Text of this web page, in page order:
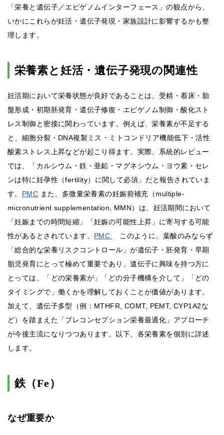
「栄養と遺伝子／エピゲノムインターフェース」の観点から、
いかにこれらが妊活・遺伝子発現・家族設計に影響するかも整
理します。
栄養素と妊活・遺伝子発現の関連性
妊活期において栄養状態が良好であることは、受精・着床・胎
盤形成・初期胚発育・遺伝子修復・エピゲノム制御・酸化スト
レス制御と密接に関わっています。例えば、栄養素が不足する
と、細胞分裂・DNA複製ミス・ミトコンドリア機能低下・活性
酸素ストレス上昇などが起こり得ます。実際、系統的レビュー
では、「カルシウム・鉄・亜鉛・マグネシウム・ヨウ素・セレ
ンは特に妊孕性（fertility）に関して必須」だと報告されていま
す。 PMC また、多微量栄養素の妊娠前補充（multiple-
micronutrient supplementation, MMN）は、妊活期間において
「妊娠までの時間短縮」「妊娠の可能性上昇」に寄与する可能
性があるとされています。 PMC
このように、葉酸のみならず
「総合的な栄養リスクコントロール」が遺伝子・胚発育・早期
胎児発育にとって極めて重要であり、遺伝子に興味を持つ方に
とっては、「どの栄養素が」「どの分子機構を介して」「どの
タイミングで」働くかを理解しておくことが価値があります。
加えて、遺伝子多型（例：MTHFR, COMT, PEMT, CYP1A2な
ど）を踏まえた「プレコンセプション栄養最適化」アプローチ
が今後主流になりつつあります。以下、各栄養素を個別に詳述
します。
鉄（Fe）
なぜ重要か